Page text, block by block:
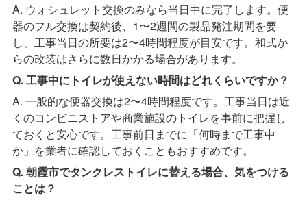
A. ウォシュレット交換のみなら当日中に完了します。便
器のフル交換は契約後、1〜2週間の製品発注期間を要
し、工事当日の所要は2〜4時間程度が目安です。和式か
らの改装はさらに数日かかる場合があります。
Q. 工事中にトイレが使えない時間はどれくらいですか？
A. 一般的な便器交換は2〜4時間程度です。工事当日は近
くのコンビニストアや商業施設のトイレを事前に把握し
ておくと安心です。工事前日までに「何時まで工事中
か」を業者に確認しておくこともおすすめです。
Q. 朝霞市でタンクレストイレに替える場合、気をつける
ことは？